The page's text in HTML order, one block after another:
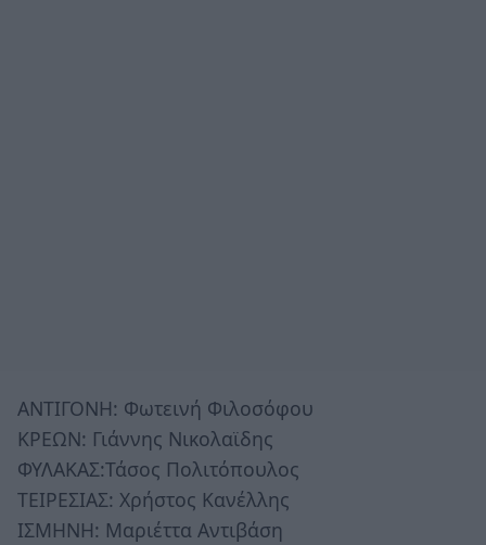
ΑΝΤΙΓΟΝΗ: Φωτεινή Φιλοσόφου
ΚΡΕΩΝ: Γιάννης Νικολαϊδης
ΦΥΛΑΚΑΣ:Τάσος Πολιτόπουλος
ΤΕΙΡΕΣΙΑΣ: Χρήστος Κανέλλης
ΙΣΜΗΝΗ: Μαριέττα Αντιβάση